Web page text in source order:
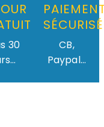
30
SÉCURISÉ
CB,
Paypal...